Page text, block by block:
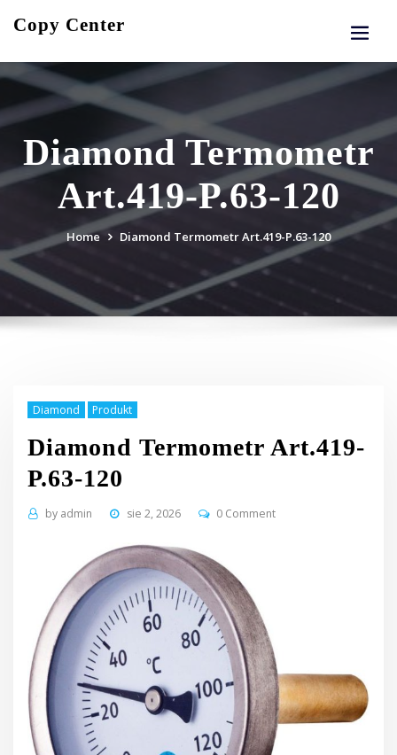
Copy Center
Diamond Termometr
Art.419-P.63-120
Home Diamond Termometr Art.419-P.63-120
Diamond Produkt
Diamond Termometr Art.419-
P.63-120
by admin sie 2, 2026 0 Comment